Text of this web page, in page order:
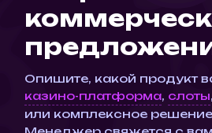
Опишите, какой продукт
казино-платформа, слоты,
или комплексное